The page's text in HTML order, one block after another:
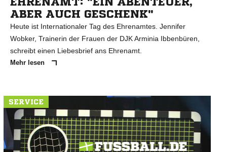
ABER AUCH GESCHENK"
Heute ist Internationaler Tag des Ehrenamtes. Jennifer
Wobker, Trainerin der Frauen der DJK Arminia Ibbenbüren,
schreibt einen Liebesbrief ans Ehrenamt.
Mehr lesen
SERVICE